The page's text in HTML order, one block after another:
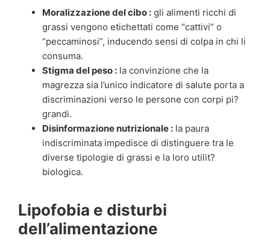
Moralizzazione del cibo : gli alimenti ricchi di
grassi vengono etichettati come “cattivi” o
“peccaminosi”, inducendo sensi di colpa in chi li
consuma.
Stigma del peso : la convinzione che la
magrezza sia l’unico indicatore di salute porta a
discriminazioni verso le persone con corpi pi?
grandi.
Disinformazione nutrizionale : la paura
indiscriminata impedisce di distinguere tra le
diverse tipologie di grassi e la loro utilit?
biologica.
Lipofobia e disturbi
dell’alimentazione